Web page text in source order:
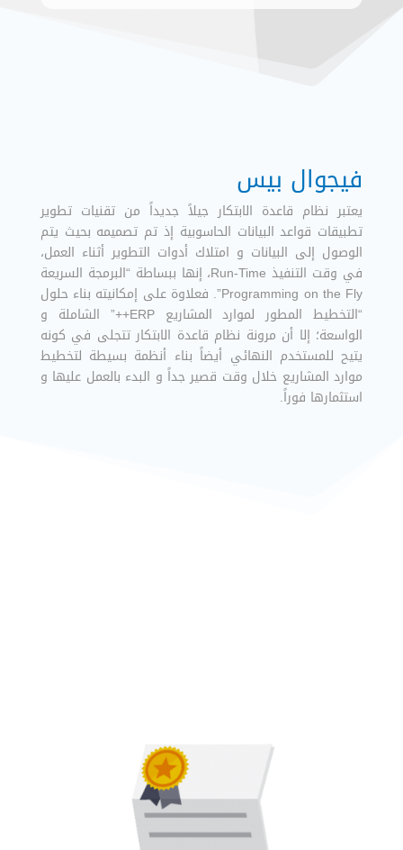
فيجوال بيس
يعتبر نظام قاعدة الابتكار جيلاً جديداً من تقنيات تطوير
تطبيقات قواعد البيانات الحاسوبية إذ تم تصميمه بحيث يتم
الوصول إلى البيانات و امتلاك أدوات التطوير أثناء العمل،
في وقت التنفيذ Run-Time، إنها ببساطة “البرمجة السريعة
Programming on the Fly”. فعلاوة على إمكانيته بناء حلول
“التخطيط المطور لموارد المشاريع ERP++” الشاملة و
الواسعة؛ إلا أن مرونة نظام قاعدة الابتكار تتجلى في كونه
يتيح للمستخدم النهائي أيضاً بناء أنظمة بسيطة لتخطيط
موارد المشاريع خلال وقت قصير جداً و البدء بالعمل عليها و
استثمارها فوراً.